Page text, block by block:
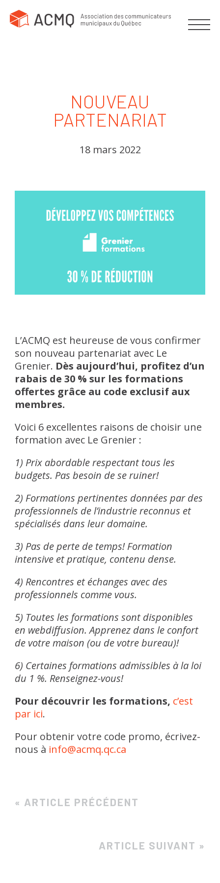
NOUVEAU
PARTENARIAT
18 mars 2022
L’ACMQ est heureuse de vous confirmer
son nouveau partenariat avec Le
Grenier. Dès aujourd’hui, profitez d’un
rabais de 30 % sur les formations
offertes grâce au code exclusif aux
membres.
Voici 6 excellentes raisons de choisir une
formation avec Le Grenier :
1) Prix abordable respectant tous les
budgets. Pas besoin de se ruiner!
2) Formations pertinentes données par des
professionnels de l’industrie reconnus et
spécialisés dans leur domaine.
3) Pas de perte de temps! Formation
intensive et pratique, contenu dense.
4) Rencontres et échanges avec des
professionnels comme vous.
5) Toutes les formations sont disponibles
en webdiffusion. Apprenez dans le confort
de votre maison (ou de votre bureau)!
6) Certaines formations admissibles à la loi
du 1 %. Renseignez-vous!
Pour découvrir les formations, c’est
par ici.
Pour obtenir votre code promo, écrivez-
nous à info@acmq.qc.ca
« ARTICLE PRÉCÉDENT
ARTICLE SUIVANT »